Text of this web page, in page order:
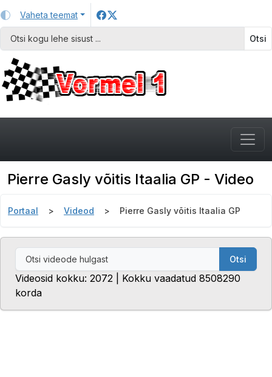
Vaheta teemat
Otsi
Pierre Gasly võitis Itaalia GP - Video
Portaal Videod Pierre Gasly võitis Itaalia GP
Otsi
Videosid kokku: 2072 | Kokku vaadatud 8508290
korda